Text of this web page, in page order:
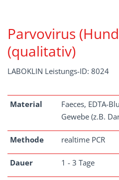
Parvovirus
(qualitativ)
LABOKLIN Leistungs-ID: 8024
Material
Faeces, EDTA-
Gewebe (z.B.
Methode realtime PCR
Dauer 1 - 3 Tage